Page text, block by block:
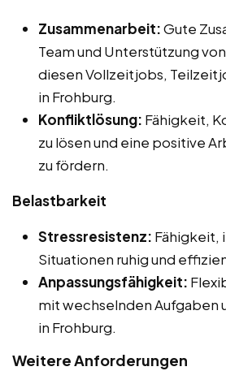
Zusammenarbeit:Gute
Team und Unterstützung
diesen Vollzeitjobs,
in Frohburg.
Konfliktlösung: Fähigkeit,
zu lösen und eine positive
zu fördern.
Belastbarkeit
Stressresistenz: Fähigkeit,
Situationen ruhig und
Anpassungsfähigkeit:
mit wechselnden Aufgaben
in Frohburg.
Weitere Anforderungen